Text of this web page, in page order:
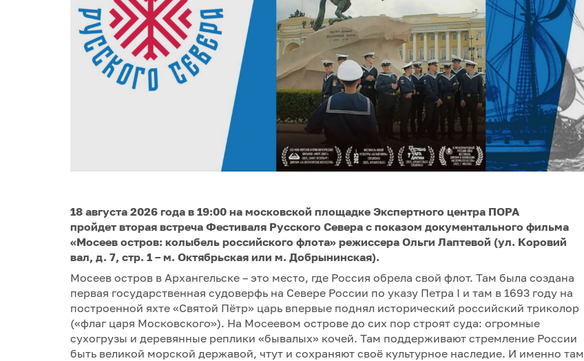
18 августа 2026 года в 19:00 на московской площадке Экспертного центра ПОРА
пройдет вторая встреча Фестиваля Русского Севера с показом документального фильма
«Мосеев остров: колыбель российского флота» режиссера Ольги Лаптевой (ул. Коровий
вал, д. 7, стр. 1 – м. Октябрьская или м. Добрынинская).
Мосеев остров в Архангельске – это место, где Россия обрела свой флот. Там была создана
первая государственная судоверфь на Севере России по указу Петра I и там в 1693 году на
построенной яхте «Святой Пётр» царь впервые поднял исторический российский триколор
(«флаг царя Московского»). На Мосеевом острове до сих пор строят суда: огромные
сухогрузы и деревянные реплики «бывалых» кочей. Там поддерживают стремление России
быть великой морской державой, чтут и сохраняют своё культурное наследие. И именно там